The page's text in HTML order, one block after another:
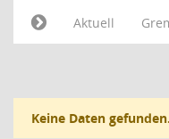
Aktuell
Keine Daten gefunden.